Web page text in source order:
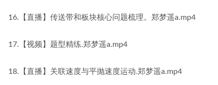
16.【直播】传送带和板块核心问题梳理。郑梦遥a.mp4
17.【视频】题型精练.郑梦遥a.mp4
18.【直播】关联速度与平抛速度运动.郑梦遥a.mp4